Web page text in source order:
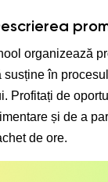
organizează
susține în
Profitați de
și de a
de ore.